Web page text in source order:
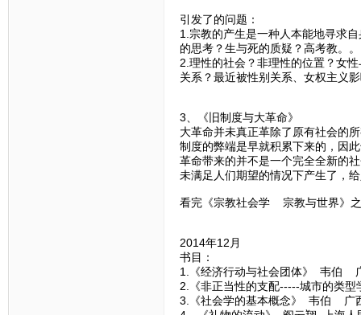
引发了的问题：
1.宗教的产生是一种人本能地寻求
的思考？生与死的质疑？高考教。
2.理性的社会？非理性的位置？女
关系？最近被性别关系、女权主义
3、《旧制度与大革命》
大革命并未真正革除了原有社会的
制度的弊端是早就积累下来的，因
革命带来的并不是一个完全全新的
未满足人们期望的情况下产生了，
看完《宗教社会学 宗教与世界》
2014年12月
书目：
1.《经济行动与社会团体》 韦伯
2.《非正当性的支配-----城市的类
3.《社会学的基本概念》 韦伯 广